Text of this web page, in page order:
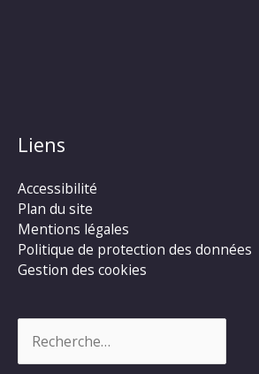
Liens
Accessibilité
Plan du site
Mentions légales
Politique de protection des données
Gestion des cookies